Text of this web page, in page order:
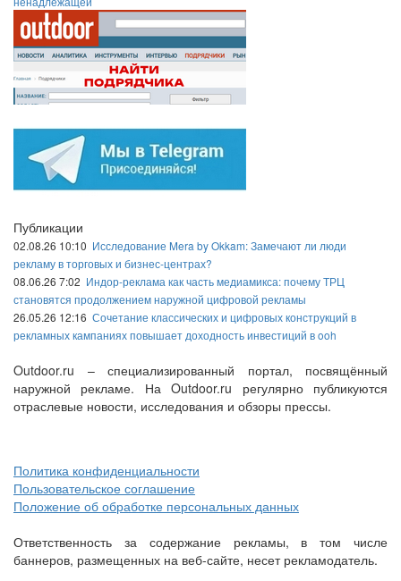
Публикации
02.08.26 10:10 Исследование Mera by Okkam: Замечают ли люди
рекламу в торговых и бизнес-центрах?
08.06.26 7:02 Индор-реклама как часть медиамикса: почему ТРЦ
становятся продолжением наружной цифровой рекламы
26.05.26 12:16 Сочетание классических и цифровых конструкций в
рекламных кампаниях повышает доходность инвестиций в ooh
Outdoor.ru – специализированный портал, посвящённый
наружной рекламе. На Outdoor.ru регулярно публикуются
отраслевые новости, исследования и обзоры прессы.
Политика конфиденциальности
Пользовательское соглашение
Положение об обработке персональных данных
Ответственность за содержание рекламы, в том числе
баннеров, размещенных на веб-сайте, несет рекламодатель.